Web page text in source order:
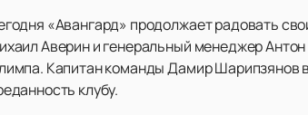
«Авангард» продолжает радовать
Аверин и генеральный менеджер
Капитан команды Дамир Шарипзянов
клубу.